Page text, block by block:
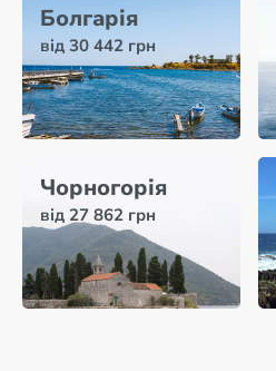
Болгарія
від 30 442 грн
Чорногорія
від 27 862 грн